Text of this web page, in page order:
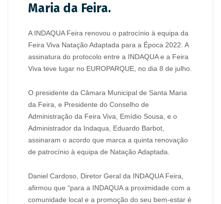
Maria da Feira.
A INDAQUA Feira renovou o patrocínio à equipa da
Feira Viva Natação Adaptada para a Época 2022. A
assinatura do protocolo entre a INDAQUA e a Feira
Viva teve lugar no EUROPARQUE, no dia 8 de julho.
O presidente da Câmara Municipal de Santa Maria
da Feira, e Presidente do Conselho de
Administração da Feira Viva, Emídio Sousa, e o
Administrador da Indaqua, Eduardo Barbot,
assinaram o acordo que marca a quinta renovação
de patrocínio à equipa de Natação Adaptada.
Daniel Cardoso, Diretor Geral da INDAQUA Feira,
afirmou que “para a INDAQUA a proximidade com a
comunidade local e a promoção do seu bem-estar é